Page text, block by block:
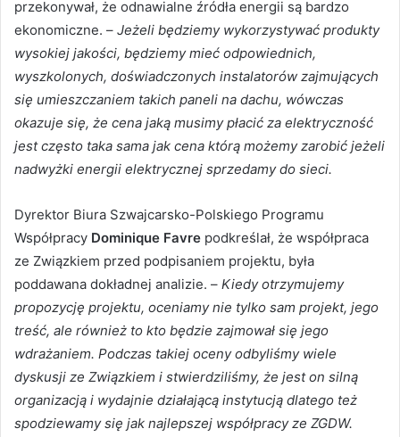
przekonywał, że odnawialne źródła energii są bardzo
ekonomiczne. – Jeżeli będziemy wykorzystywać produkty
wysokiej jakości, będziemy mieć odpowiednich,
wyszkolonych, doświadczonych instalatorów zajmujących
się umieszczaniem takich paneli na dachu, wówczas
okazuje się, że cena jaką musimy płacić za elektryczność
jest często taka sama jak cena którą możemy zarobić jeżeli
nadwyżki energii elektrycznej sprzedamy do sieci.
Dyrektor Biura Szwajcarsko-Polskiego Programu
Współpracy Dominique Favre podkreślał, że współpraca
ze Związkiem przed podpisaniem projektu, była
poddawana dokładnej analizie. – Kiedy otrzymujemy
propozycję projektu, oceniamy nie tylko sam projekt, jego
treść, ale również to kto będzie zajmował się jego
wdrażaniem. Podczas takiej oceny odbyliśmy wiele
dyskusji ze Związkiem i stwierdziliśmy, że jest on silną
organizacją i wydajnie działającą instytucją dlatego też
spodziewamy się jak najlepszej współpracy ze ZGDW.